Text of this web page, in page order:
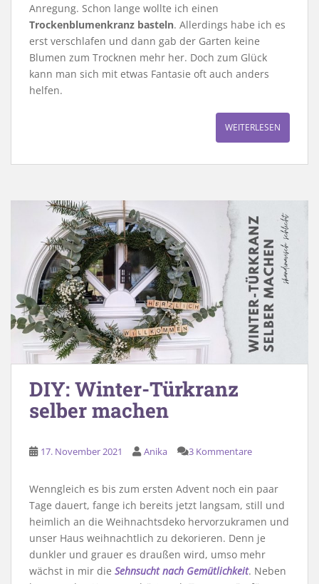
Anregung. Schon lange wollte ich einen
Trockenblumenkranz basteln. Allerdings habe ich es
erst verschlafen und dann gab der Garten keine
Blumen zum Trocknen mehr her. Doch zum Glück
kann man sich mit etwas Fantasie oft auch anders
helfen.
WEITERLESEN
DIY: Winter-Türkranz
selber machen
17. November 2021 Anika 3 Kommentare
Wenngleich es bis zum ersten Advent noch ein paar
Tage dauert, fange ich bereits jetzt langsam, still und
heimlich an die Weihnachtsdeko hervorzukramen und
unser Haus weihnachtlich zu dekorieren. Denn je
dunkler und grauer es draußen wird, umso mehr
wächst in mir die Sehnsucht nach Gemütlichkeit. Neben